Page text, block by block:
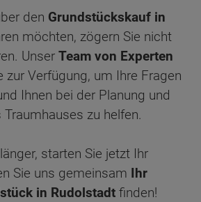
den Grundstückskauf in
möchten, zögern Sie nicht
Unser Team von Experten
zur Verfügung, um Ihre Fragen
Ihnen bei der Planung und
zu helfen.
starten Sie jetzt Ihr
Sie uns gemeinsam Ihr
in Rudolstadt finden!